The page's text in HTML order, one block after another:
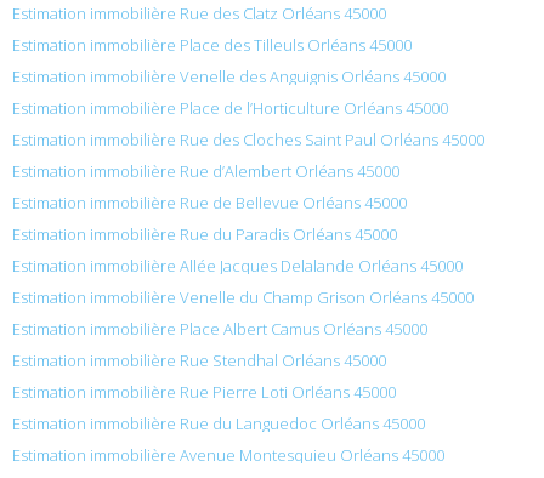
Estimation immobilière Rue des Clatz Orléans 45000
Estimation immobilière Place des Tilleuls Orléans 45000
Estimation immobilière Venelle des Anguignis Orléans 45000
Estimation immobilière Place de l’Horticulture Orléans 45000
Estimation immobilière Rue des Cloches Saint Paul Orléans 45000
Estimation immobilière Rue d’Alembert Orléans 45000
Estimation immobilière Rue de Bellevue Orléans 45000
Estimation immobilière Rue du Paradis Orléans 45000
Estimation immobilière Allée Jacques Delalande Orléans 45000
Estimation immobilière Venelle du Champ Grison Orléans 45000
Estimation immobilière Place Albert Camus Orléans 45000
Estimation immobilière Rue Stendhal Orléans 45000
Estimation immobilière Rue Pierre Loti Orléans 45000
Estimation immobilière Rue du Languedoc Orléans 45000
Estimation immobilière Avenue Montesquieu Orléans 45000